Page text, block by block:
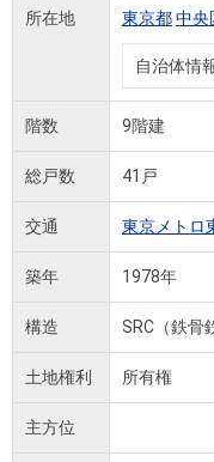
所在地 東京都中央
自治体情
階数 9階建
総戸数 41戸
交通 東京メトロ
築年 1978年
構造 SRC（鉄骨
土地権利 所有権
主方位